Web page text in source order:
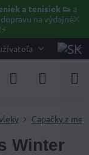
✕
a tenisiek 👟 a
na výdajné
Capačky z
Winter